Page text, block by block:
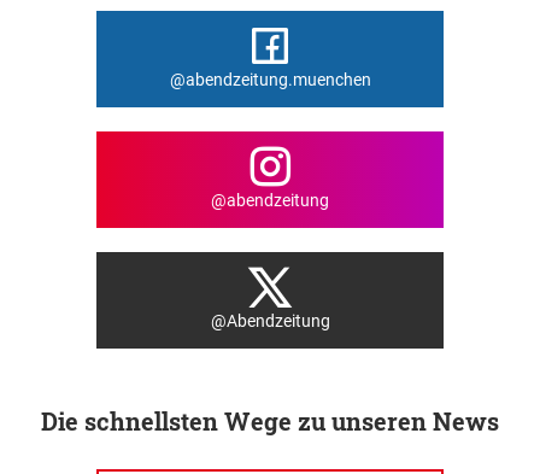
@abendzeitung.muenchen
@abendzeitung
@Abendzeitung
Die schnellsten Wege zu unseren News